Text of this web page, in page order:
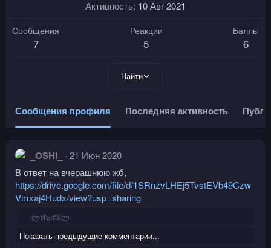
Активность 10 Авг 2021
Сообщения
7
Реакции
5
Баллы
6
Найти
Сообщения профиля Последняя активность
_OSHI_
21 Июн 2020
В ответ на вчерашнюю жб,
https://drive.google.com/file/d/1SRnzvLHEj5TvstEVb49Czw
Vmxaj4Hudx/view?usp=sharing
Р
а
ლฟ๖๕ฝლ
Показать предыдущие комментарии...